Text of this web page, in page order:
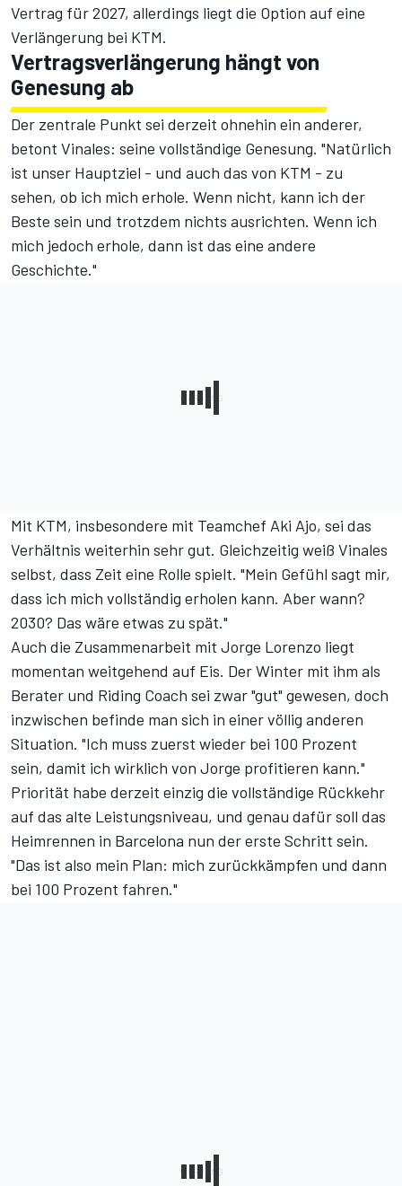
Vertrag für 2027, allerdings liegt die Option auf eine
Verlängerung bei KTM.
Vertragsverlängerung hängt von
Genesung ab
Der zentrale Punkt sei derzeit ohnehin ein anderer,
betont Vinales: seine vollständige Genesung. "Natürlich
ist unser Hauptziel - und auch das von KTM - zu
sehen, ob ich mich erhole. Wenn nicht, kann ich der
Beste sein und trotzdem nichts ausrichten. Wenn ich
mich jedoch erhole, dann ist das eine andere
Geschichte."
Mit KTM, insbesondere mit Teamchef Aki Ajo, sei das
Verhältnis weiterhin sehr gut. Gleichzeitig weiß Vinales
selbst, dass Zeit eine Rolle spielt. "Mein Gefühl sagt mir,
dass ich mich vollständig erholen kann. Aber wann?
2030? Das wäre etwas zu spät."
Auch die Zusammenarbeit mit Jorge Lorenzo liegt
momentan weitgehend auf Eis. Der Winter mit ihm als
Berater und Riding Coach sei zwar "gut" gewesen, doch
inzwischen befinde man sich in einer völlig anderen
Situation. "Ich muss zuerst wieder bei 100 Prozent
sein, damit ich wirklich von Jorge profitieren kann."
Priorität habe derzeit einzig die vollständige Rückkehr
auf das alte Leistungsniveau, und genau dafür soll das
Heimrennen in Barcelona nun der erste Schritt sein.
"Das ist also mein Plan: mich zurückkämpfen und dann
bei 100 Prozent fahren."